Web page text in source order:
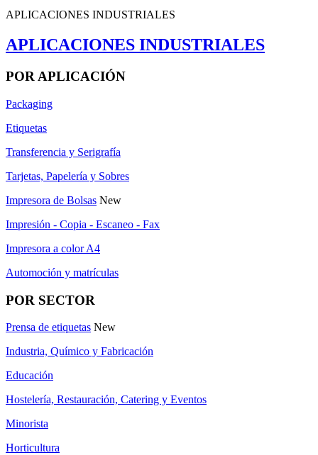
APLICACIONES INDUSTRIALES
APLICACIONES INDUSTRIALES
POR APLICACIÓN
Packaging
Etiquetas
Transferencia y Serigrafía
Tarjetas, Papelería y Sobres
Impresora de Bolsas New
Impresión - Copia - Escaneo - Fax
Impresora a color A4
Automoción y matrículas
POR SECTOR
Prensa de etiquetas New
Industria, Químico y Fabricación
Educación
Hostelería, Restauración, Catering y Eventos
Minorista
Horticultura